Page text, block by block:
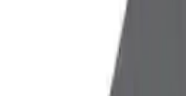
Güç ve Soğutma Sistemleri
DC 12V – 7A güç girişi ile güvenli
sistemi, cihazın yüksek performans
engeller, bu sayede uzun süreli ve stabil
Ayrıca, cihazın dayanıklı tam metal
aparatı, kurulum ve yerleştirme